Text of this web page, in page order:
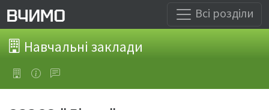
Всі розділи
Навчальні заклади